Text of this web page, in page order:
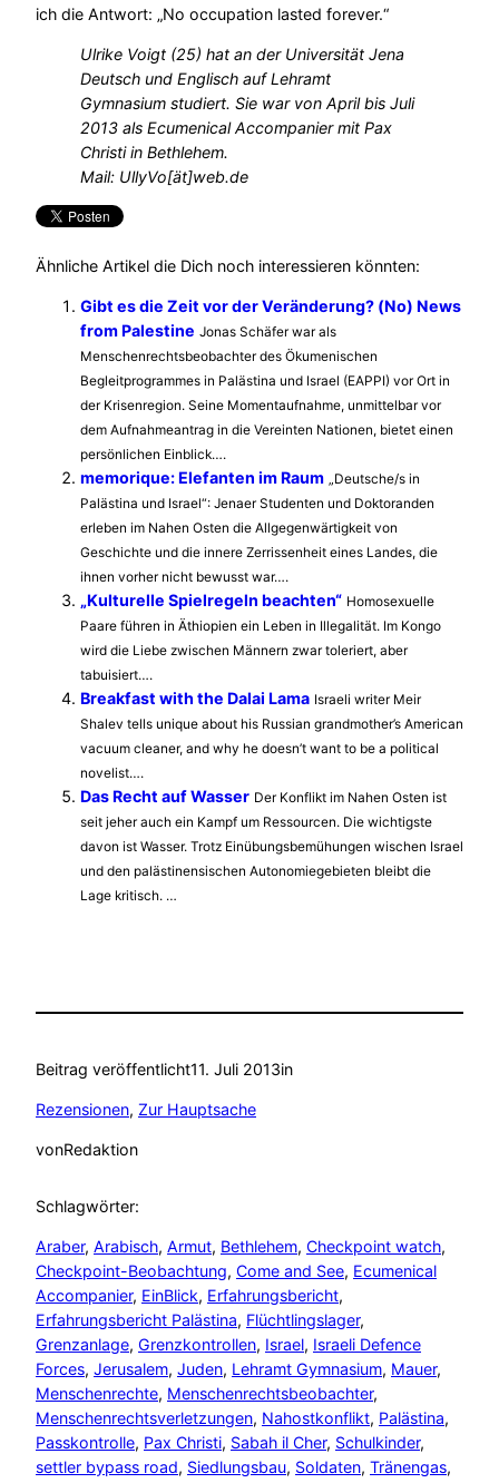
ich die Antwort: „No occupation lasted forever.“
Ulrike Voigt (25) hat an der Universität Jena
Deutsch und Englisch auf Lehramt
Gymnasium studiert. Sie war von April bis Juli
2013 als Ecumenical Accompanier mit Pax
Christi in Bethlehem.
Mail: UllyVo[ät]web.de
Ähnliche Artikel die Dich noch interessieren könnten:
Gibt es die Zeit vor der Veränderung? (No) News
from Palestine Jonas Schäfer war als
Menschenrechtsbeobachter des Ökumenischen
Begleitprogrammes in Palästina und Israel (EAPPI) vor Ort in
der Krisenregion. Seine Momentaufnahme, unmittelbar vor
dem Aufnahmeantrag in die Vereinten Nationen, bietet einen
persönlichen Einblick….
memorique: Elefanten im Raum „Deutsche/s in
Palästina und Israel“: Jenaer Studenten und Doktoranden
erleben im Nahen Osten die Allgegenwärtigkeit von
Geschichte und die innere Zerrissenheit eines Landes, die
ihnen vorher nicht bewusst war….
„Kulturelle Spielregeln beachten“ Homosexuelle
Paare führen in Äthiopien ein Leben in Illegalität. Im Kongo
wird die Liebe zwischen Männern zwar toleriert, aber
tabuisiert….
Breakfast with the Dalai Lama Israeli writer Meir
Shalev tells unique about his Russian grandmother’s American
vacuum cleaner, and why he doesn’t want to be a political
novelist….
Das Recht auf Wasser Der Konflikt im Nahen Osten ist
seit jeher auch ein Kampf um Ressourcen. Die wichtigste
davon ist Wasser. Trotz Einübungsbemühungen wischen Israel
und den palästinensischen Autonomiegebieten bleibt die
Lage kritisch. …
Beitrag veröffentlicht11. Juli 2013in
Rezensionen, Zur Hauptsache
vonRedaktion
Schlagwörter:
Araber, Arabisch, Armut, Bethlehem, Checkpoint watch
Checkpoint-Beobachtung, Come and See, Ecumenical
Accompanier, EinBlick, Erfahrungsbericht
Erfahrungsbericht Palästina, Flüchtlingslager
Grenzanlage, Grenzkontrollen, Israel, Israeli Defence
Forces, Jerusalem, Juden, Lehramt Gymnasium, Mauer
Menschenrechte, Menschenrechtsbeobachter
Menschenrechtsverletzungen, Nahostkonflikt, Palästina
Passkontrolle, Pax Christi, Sabah il Cher, Schulkinder
settler bypass road, Siedlungsbau, Soldaten, Tränengas